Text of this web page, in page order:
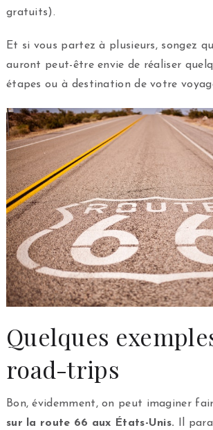
gratuits).
Et si vous partez à plusieurs, songez
auront peut-être envie de réaliser
étapes ou à destination de votre
Quelques
road-trips
Bon, évidemment, on peut imaginer
sur la route 66 aux États-Unis. Il